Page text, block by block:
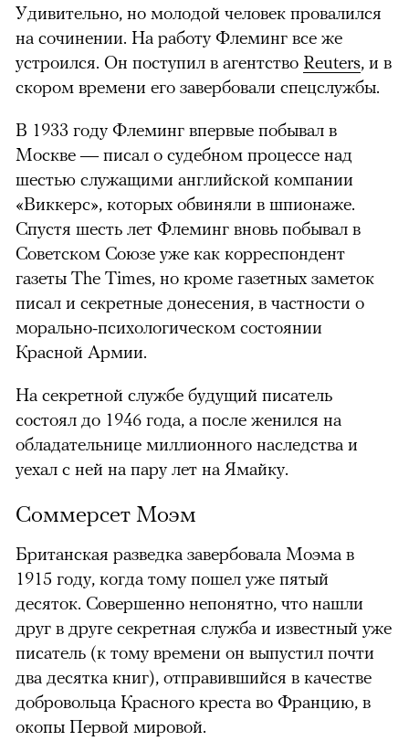
Удивительно, но молодой человек провалился
на сочинении. На работу Флеминг все же
устроился. Он поступил в агентство Reuters, и в
скором времени его завербовали спецслужбы.
В 1933 году Флеминг впервые побывал в
Москве — писал о судебном процессе над
шестью служащими английской компании
«Виккерс», которых обвиняли в шпионаже.
Спустя шесть лет Флеминг вновь побывал в
Советском Союзе уже как корреспондент
газеты The Times, но кроме газетных заметок
писал и секретные донесения, в частности о
морально-психологическом состоянии
Красной Армии.
На секретной службе будущий писатель
состоял до 1946 года, а после женился на
обладательнице миллионного наследства и
уехал с ней на пару лет на Ямайку.
Соммерсет Моэм
Британская разведка завербовала Моэма в
1915 году, когда тому пошел уже пятый
десяток. Совершенно непонятно, что нашли
друг в друге секретная служба и известный уже
писатель (к тому времени он выпустил почти
два десятка книг), отправившийся в качестве
добровольца Красного креста во Францию, в
окопы Первой мировой.